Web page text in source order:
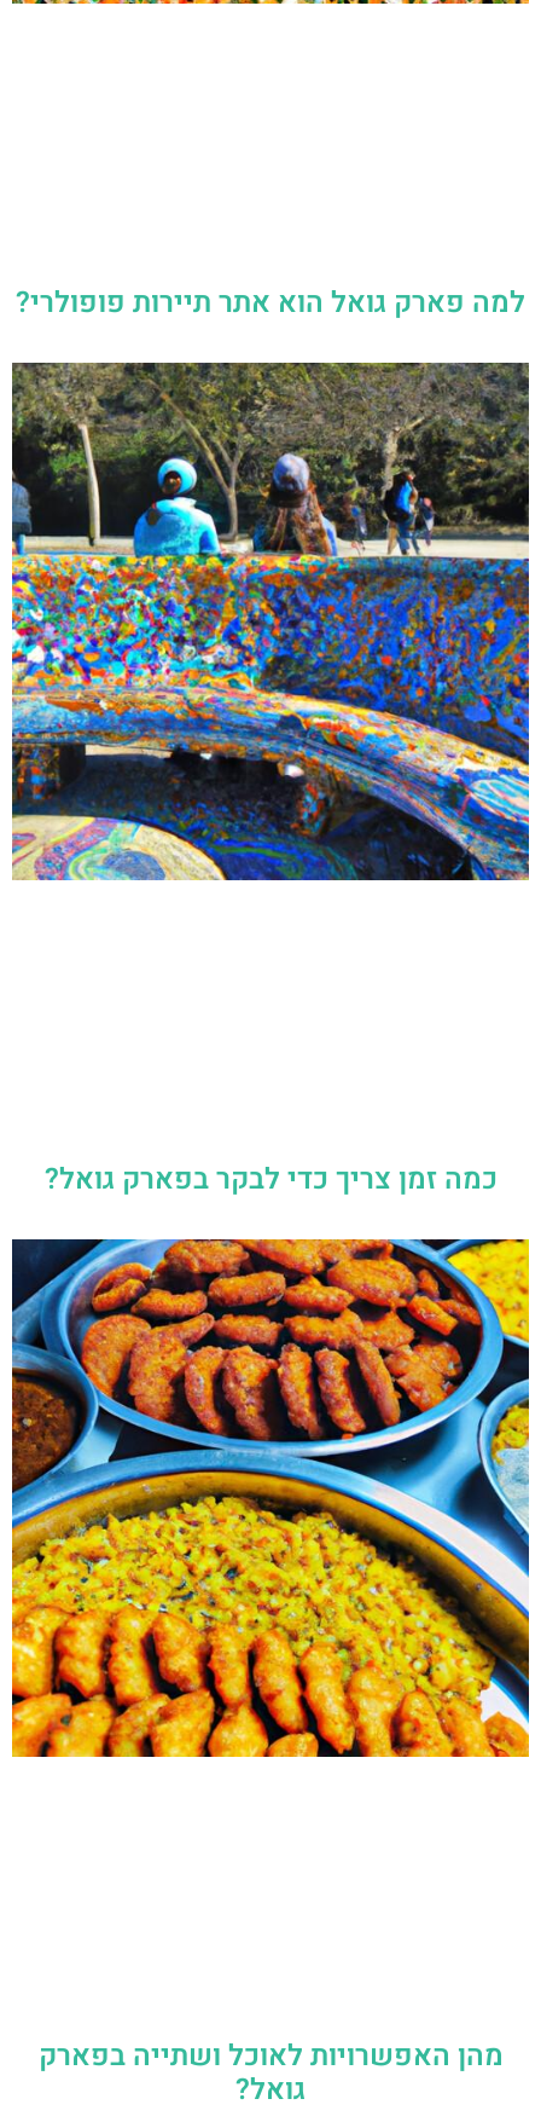
למה פארק גואל הוא אתר תיירות פופולרי?
כמה זמן צריך כדי לבקר בפארק גואל?
מהן האפשרויות לאוכל ושתייה בפארק
גואל?